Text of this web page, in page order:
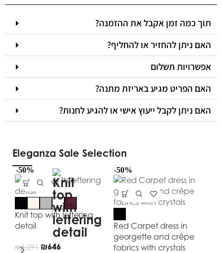
תוך כמה זמן אקבל את ההזמנה?
האם ניתן להחזיר או להחליף?
אפשרויות תשלום
האם הפריט מגיע באריזת מתנה?
האם ניתן לקבל ייעוץ אישי או להגיע לחנות?
Eleganza Sale Selection
-50%
Knit top with lettering
detail
₪1,291 ₪646
-50%
Red Carpet dress in
georgette and crêpe
fabrics with crystals